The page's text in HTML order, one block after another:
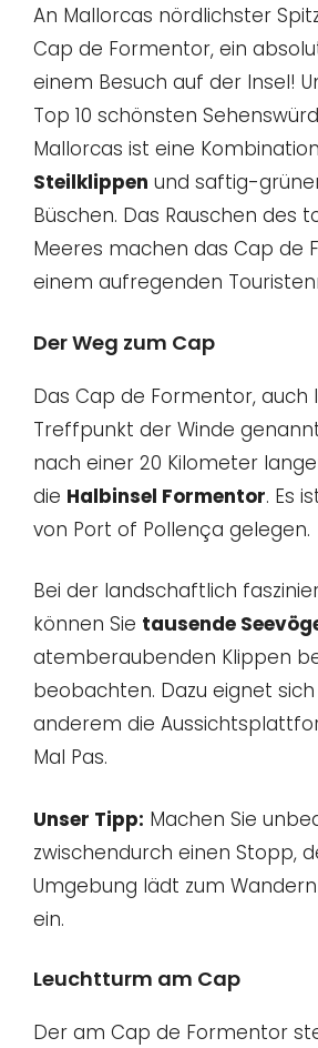
An Mallorcas nördlichster
Cap de Formentor, ein
einem Besuch auf der Insel!
Top 10 schönsten
Mallorcas ist eine
Steilklippen und saftig-
Büschen. Das Rauschen des
Meeres machen das Cap de
einem aufregenden
Der Weg zum Cap
Das Cap de Formentor, auch
Treffpunkt der Winde
nach einer 20 Kilometer
die Halbinsel Formentor. Es
von Port of Pollença gelegen.
Bei der landschaftlich
können Sie tausende
atemberaubenden Klippen
beobachten. Dazu eignet
anderem die
Mal Pas.
Unser Tipp: Machen Sie
zwischendurch einen Stopp,
Umgebung lädt zum
ein.
Leuchtturm am Cap
Der am Cap de Formentor